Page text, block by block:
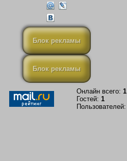
Блок рекламы
Блок рекламы
Онлайн всего: 1
Гостей: 1
Пользователей: